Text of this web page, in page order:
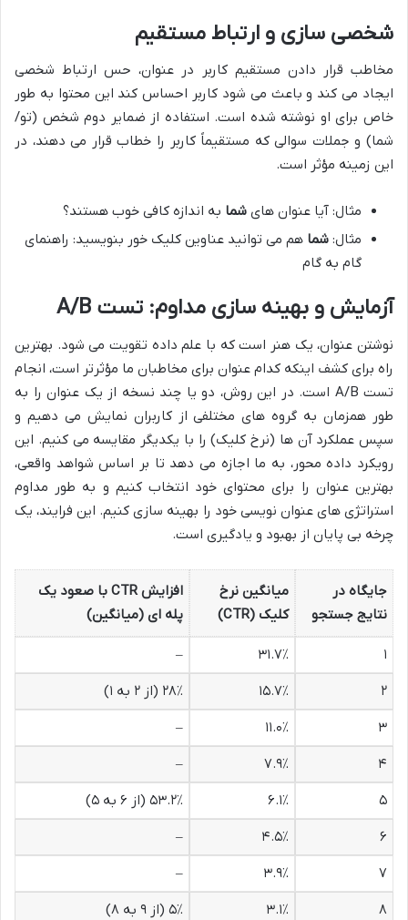
شخصی سازی و ارتباط مستقیم
مخاطب قرار دادن مستقیم کاربر در عنوان، حس ارتباط شخصی
ایجاد می کند و باعث می شود کاربر احساس کند این محتوا به طور
خاص برای او نوشته شده است. استفاده از ضمایر دوم شخص (تو/
شما) و جملات سوالی که مستقیماً کاربر را خطاب قرار می دهند، در
این زمینه مؤثر است.
مثال: آیا عنوان های شما به اندازه کافی خوب هستند؟
مثال: شما هم می توانید عناوین کلیک خور بنویسید: راهنمای
گام به گام
آزمایش و بهینه سازی مداوم: تست A/B
نوشتن عنوان، یک هنر است که با علم داده تقویت می شود. بهترین
راه برای کشف اینکه کدام عنوان برای مخاطبان ما مؤثرتر است، انجام
تست A/B است. در این روش، دو یا چند نسخه از یک عنوان را به
طور همزمان به گروه های مختلفی از کاربران نمایش می دهیم و
سپس عملکرد آن ها (نرخ کلیک) را با یکدیگر مقایسه می کنیم. این
رویکرد داده محور، به ما اجازه می دهد تا بر اساس شواهد واقعی،
بهترین عنوان را برای محتوای خود انتخاب کنیم و به طور مداوم
استراتژی های عنوان نویسی خود را بهینه سازی کنیم. این فرایند، یک
چرخه بی پایان از بهبود و یادگیری است.
جایگاه در
نتایج جستجو
میانگین نرخ
کلیک (CTR)
افزایش CTR با صعود یک
پله ای (میانگین)
۱ ۳۱.۷٪
–
۲
۱۵.۷٪
۲۸٪ (از ۲ به ۱)
۳
۱۱.۰٪
–
۴
۷.۹٪
–
۵
۶.۱٪
۵۳.۲٪ (از ۶ به ۵)
۶
۴.۵٪
–
۷
۳.۹٪
–
۸
۳.۱٪
۵٪ (از ۹ به ۸)